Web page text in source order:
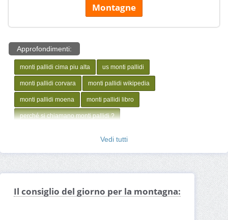
Montagne
Approfondimenti:
monti pallidi cima piu alta us monti pallidi
monti pallidi corvara monti pallidi wikipedia
monti pallidi moena monti pallidi libro
perché si chiamano monti pallidi ?
Vedi tutti
Il consiglio del giorno per la montagna: